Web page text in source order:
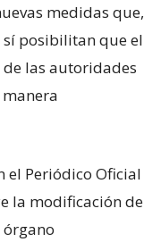
medidas que,
posibilitan que el
las autoridades
el Periódico Oficial
la modificación de